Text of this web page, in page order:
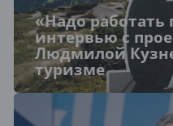
«Надо работать
интервью с
Людмилой
туризме